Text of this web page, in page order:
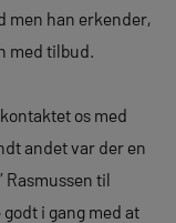
men han erkender,
med tilbud.
os med
andet var der en
Rasmussen til
i gang med at